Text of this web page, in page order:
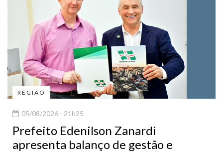
REGIÃO
05/08/2026 - 21h25
Prefeito Edenilson Zanardi
apresenta balanço de gestão e